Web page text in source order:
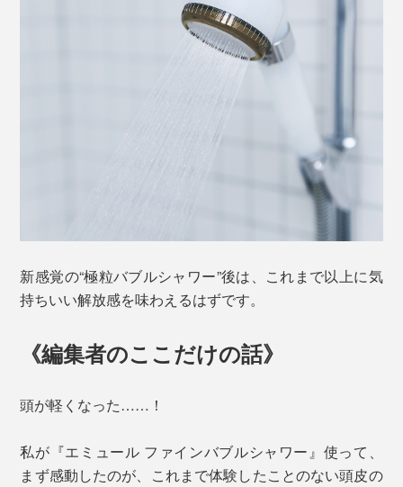
新感覚の“極粒バブルシャワー”後は、これまで以上に気
持ちいい解放感を味わえるはずです。
《編集者のここだけの話》
頭が軽くなった……！
私が『エミュール ファインバブルシャワー』使って、
まず感動したのが、これまで体験したことのない頭皮の